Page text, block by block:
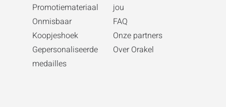
Promotiemateriaal
Onmisbaar
Koopjeshoek
Gepersonaliseerde
medailles
jou
FAQ
Onze partners
Over Orakel